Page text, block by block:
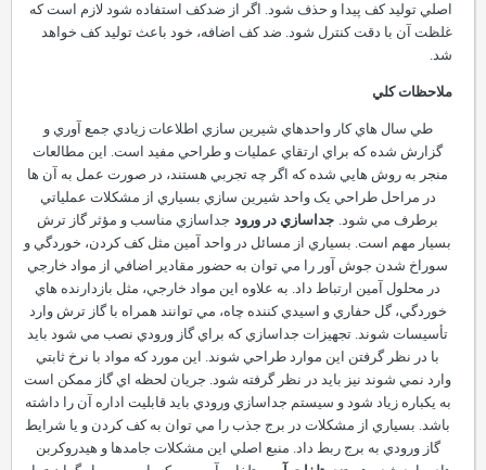
اصلي توليد کف پيدا و حذف شود. اگر از ضدکف استفاده شود لازم است که
غلظت آن با دقت کنترل شود. ضد کف اضافه، خود باعث توليد کف خواهد
شد.
ملاحظات کلي
طي سال هاي کار واحدهاي شيرين سازي اطلاعات زيادي جمع آوري و
گزارش شده که براي ارتقاي عمليات و طراحي مفيد است. اين مطالعات
منجر به روش هايي شده که اگر چه تجربي هستند، در صورت عمل به آن ها
در مراحل طراحي يک واحد شيرين سازي بسياري از مشکلات عملياتي
برطرف مي شود. جداسازي در ورود جداسازي مناسب و مؤثر گاز ترش
بسيار مهم است. بسياري از مسائل در واحد آمين مثل کف کردن، خوردگي و
سوراخ شدن جوش آور را مي توان به حضور مقادير اضافي از مواد خارجي
در محلول آمين ارتباط داد. به علاوه اين مواد خارجي، مثل بازدارنده هاي
خوردگي، گل حفاري و اسيدي کننده چاه، مي توانند همراه با گاز ترش وارد
تأسيسات شوند. تجهيزات جداسازي که براي گاز ورودي نصب مي شود بايد
با در نظر گرفتن اين موارد طراحي شوند. اين مورد که مواد با نرخ ثابتي
وارد نمي شوند نيز بايد در نظر گرفته شود. جريان لحظه اي گاز ممکن است
به يکباره زياد شود و سيستم جداسازي ورودي بايد قابليت اداره آن را داشته
باشد. بسياري از مشکلات در برج جذب را مي توان به کف کردن و يا شرايط
گاز ورودي به برج ربط داد. منبع اصلي اين مشکلات جامدها و هيدروکربن